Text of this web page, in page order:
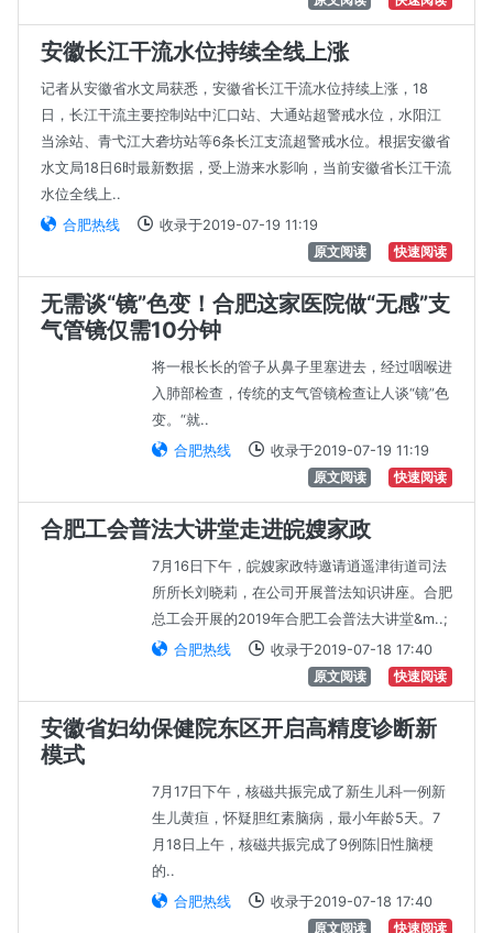
安徽长江干流水位持续全线上涨
记者从安徽省水文局获悉，安徽省长江干流水位持续上涨，18
日，长江干流主要控制站中汇口站、大通站超警戒水位，水阳江
当涂站、青弋江大砻坊站等6条长江支流超警戒水位。根据安徽省
水文局18日6时最新数据，受上游来水影响，当前安徽省长江干流
水位全线上..
合肥热线
收录于2019-07-19 11:19
原文阅读
快速阅读
无需谈“镜”色变！合肥这家医院做“无感”支
气管镜仅需10分钟
将一根长长的管子从鼻子里塞进去，经过咽喉进
入肺部检查，传统的支气管镜检查让人谈“镜”色
变。“就..
合肥热线
收录于2019-07-19 11:19
原文阅读
快速阅读
合肥工会普法大讲堂走进皖嫂家政
7月16日下午，皖嫂家政特邀请逍遥津街道司法
所所长刘晓莉，在公司开展普法知识讲座。合肥
总工会开展的2019年合肥工会普法大讲堂&m..;
合肥热线
收录于2019-07-18 17:40
原文阅读
快速阅读
安徽省妇幼保健院东区开启高精度诊断新
模式
7月17日下午，核磁共振完成了新生儿科一例新
生儿黄疸，怀疑胆红素脑病，最小年龄5天。7
月18日上午，核磁共振完成了9例陈旧性脑梗
的..
合肥热线
收录于2019-07-18 17:40
原文阅读
快速阅读